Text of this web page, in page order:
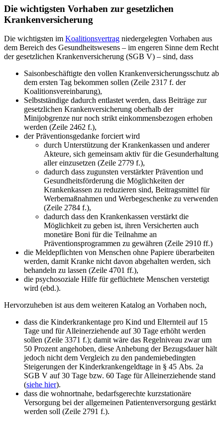
Die wichtigsten Vorhaben zur gesetzlichen
Krankenversicherung
Die wichtigsten im Koalitionsvertrag niedergelegten Vorhaben aus
dem Bereich des Gesundheitswesens – im engeren Sinne dem Recht
der gesetzlichen Krankenversicherung (SGB V) – sind, dass
Saisonbeschäftigte den vollen Krankenversicherungsschutz ab
dem ersten Tag bekommen sollen (Zeile 2317 f. der
Koalitionsvereinbarung),
Selbstständige dadurch entlastet werden, dass Beiträge zur
gesetzlichen Krankenversicherung oberhalb der
Minijobgrenze nur noch strikt einkommensbezogen erhoben
werden (Zeile 2462 f.),
der Präventionsgedanke forciert wird
durch Unterstützung der Krankenkassen und anderer
Akteure, sich gemeinsam aktiv für die Gesunderhaltung
aller einzusetzen (Zeile 2779 f.),
dadurch dass zugunsten verstärkter Prävention und
Gesundheitsförderung die Möglichkeiten der
Krankenkassen zu reduzieren sind, Beitragsmittel für
Werbemaßnahmen und Werbegeschenke zu verwenden
(Zeile 2784 f.),
dadurch dass den Krankenkassen verstärkt die
Möglichkeit zu geben ist, ihren Versicherten auch
monetäre Boni für die Teilnahme an
Präventionsprogrammen zu gewähren (Zeile 2910 ff.)
die Meldepflichten von Menschen ohne Papiere überarbeiten
werden, damit Kranke nicht davon abgehalten werden, sich
behandeln zu lassen (Zeile 4701 ff.),
die psychosoziale Hilfe für geflüchtete Menschen verstetigt
wird (ebd.).
Hervorzuheben ist aus dem weiteren Katalog an Vorhaben noch,
dass die Kinderkrankentage pro Kind und Elternteil auf 15
Tage und für Alleinerziehende auf 30 Tage erhöht werden
sollen (Zeile 3371 f.); damit wäre das Regelniveau zwar um
50 Prozent angehoben, diese Anhebung der Bezugsdauer hält
jedoch nicht dem Vergleich zu den pandemiebedingten
Steigerungen der Kinderkrankengeldtage in § 45 Abs. 2a
SGB V auf 30 Tage bzw. 60 Tage für Alleinerziehende stand
(siehe hier).
dass die wohnortnahe, bedarfsgerechte kurzstationäre
Versorgung bei der allgemeinen Patientenversorgung gestärkt
werden soll (Zeile 2791 f.).